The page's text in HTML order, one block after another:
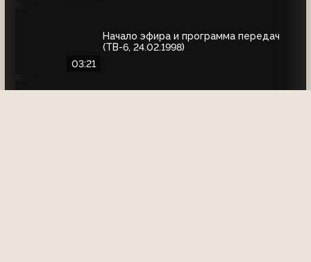
03:21
Начало эфира и программа передач
(ТВ-6, 24.02.1998)